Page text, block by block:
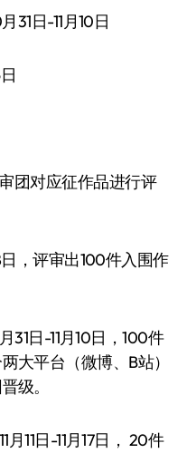
31日-11月10日
团对应征作品进行评
，评审出100件入围作
31日-11月10日，100件
大平台（微博、B站）
级。
11日-11月17日， 20件